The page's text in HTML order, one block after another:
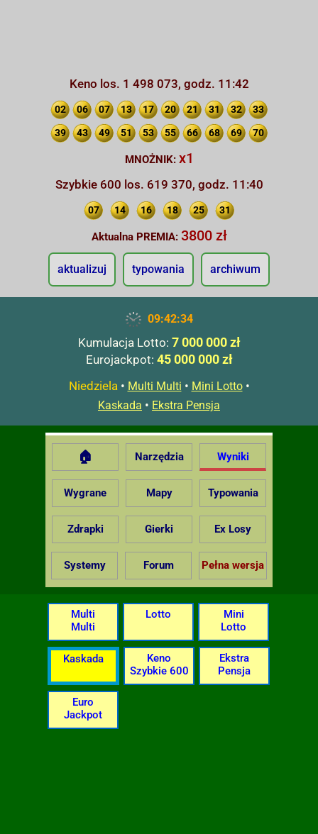
Keno los. 1 498 073, godz. 11:42
02 06 07 13 17 20 21 31 32 33
39 43 49 51 53 55 66 68 69 70
MNOŻNIK: x1
Szybkie 600 los. 619 370, godz. 11:40
07 14 16 18 25 31
Aktualna PREMIA: 3800 zł
aktualizuj typowania archiwum
09:42:35
Kumulacja Lotto: 7 000 000 zł
Eurojackpot: 45 000 000 zł
Niedziela• Multi Multi • Mini Lotto•
Kaskada • Ekstra Pensja
🏠 Narzędzia Wyniki
Wygrane Mapy Typowania
Zdrapki Gierki Ex Losy
Systemy Forum Pełna wersja
Multi
Multi
Lotto
Mini
Lotto
Kaskada
Keno
Szybkie 600
Ekstra
Pensja
Euro
Jackpot